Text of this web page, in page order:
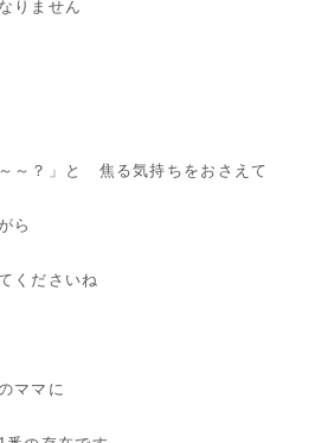
りません
～？」と 焦る気持ちをおさえて
ら
くださいね
ママに